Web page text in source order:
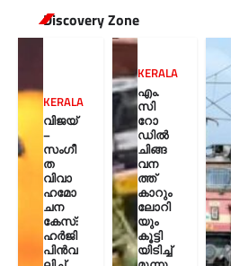
Discovery Zone
KERALA
വിജയ്
–
സംഗീ
ത
വിവാ
ഹമോ
ചന
കേസ്:
ഹർജി
പിൻവ
KERALA
എം.
സി
റോ
ഡിൽ
ചിങ്ങ
വന
ത്ത്
കാറും
ലോറി
യും
കൂട്ടി
യിടിച്ച്